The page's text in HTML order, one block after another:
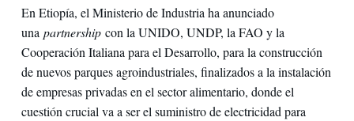
En Etiopía, el Ministerio de Industria ha anunciado
una partnershipcon la UNIDO, UNDP, la FAO y la
Cooperación Italiana para el Desarrollo, para la construcción
de nuevos parques agroindustriales, finalizados a la instalación
de empresas privadas en el sector alimentario, donde el
cuestión crucial va a ser el suministro de electricidad para